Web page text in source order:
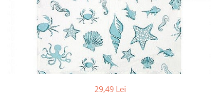
Barci, vapoare, ambarcatiuni
Decoratiuni care se agata
29,49 Lei